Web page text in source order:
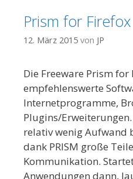
Prism for Firefox
12. März 2015 von JP
Die Freeware Prism
empfehlenswerte
Internetprogramme,
Plugins/
relativ wenig Aufwand
dank PRISM große
Kommunikation.
Anwendungen dann,